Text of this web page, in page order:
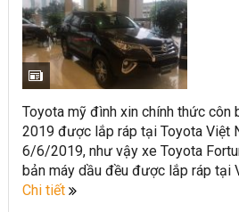
Toyota mỹ đình xin chính thức côn
2019 được lắp ráp tại Toyota Việt
6/6/2019, như vậy xe Toyota
bản máy dầu đều được lắp ráp tại
Chi tiết